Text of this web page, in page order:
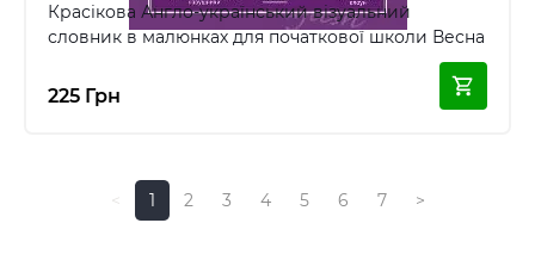
Красікова Англо-український візуальний
словник в малюнках для початкової школи Весна
225 Грн
< 1 2 3 4 5 6 7 >